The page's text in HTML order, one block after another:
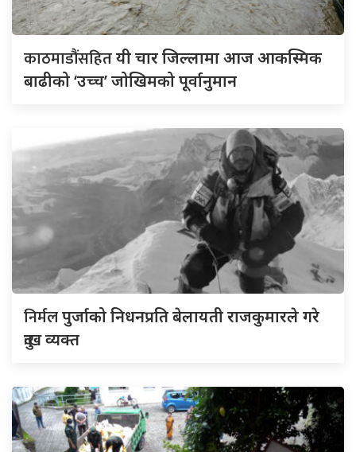
काठमाडौंसहितयी चार जिल्लामा आज आकस्मिक
बाढीको ‘उच्च’ जोखिमको पूर्वानुमान
निर्मलपुर्जाको निधनप्रति बेलायती राजकुमारले गरे
दुःख व्यक्त